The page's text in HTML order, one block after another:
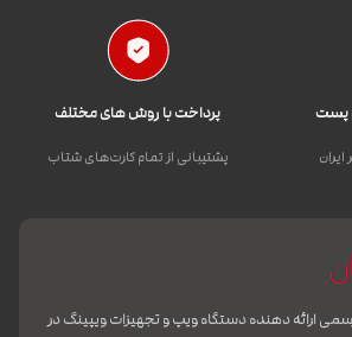
پست پرداخت با روش های مختلف
پشتیبانی از تمام کارت‌های شتاب
رسمی ارائه دهنده دستگاه ویپ و تجهیزات ویپینگ در